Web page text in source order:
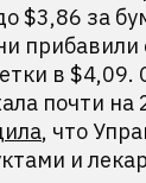
$3,86 за
прибавили
в $4,09.
почти на
, что
и